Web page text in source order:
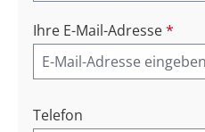
Ihre E-Mail-Adresse*
Telefon